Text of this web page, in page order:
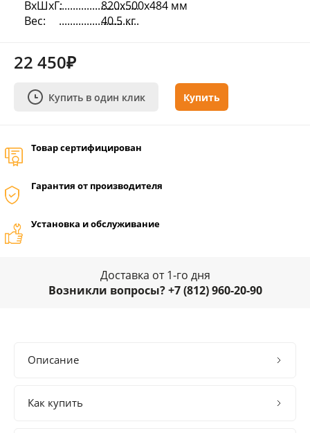
ВхШхГ:
820х500х484 мм
Вес:
40.5 кг
22 450₽
Купить в один клик Купить
Товар сертифицирован
Гарантия от производителя
Установка и обслуживание
Доставка от 1-го дня
Возникли вопросы? +7 (812) 960-20-90
Описание
Как купить